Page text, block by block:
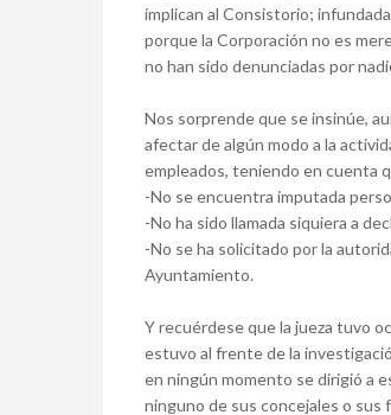
implican al Consistorio;
porque la Corporación no es
no han sido denunciadas por
Nos sorprende que se insinúe,
afectar de algún modo a la
empleados, teniendo en cuenta
-No se encuentra imputada
-No ha sido llamada siquiera a
-No se ha solicitado por la
Ayuntamiento.
Y recuérdese que la jueza tuvo
estuvo al frente de la
en ningún momento se dirigió a
ninguno de sus concejales o sus